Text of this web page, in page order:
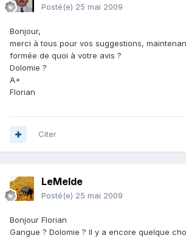
Posté(e) 25 mai 2009
Bonjour,
merci à tous pour vos suggestions,
formée de quoi à votre avis ?
Dolomie ?
A+
Florian
Citer
LeMelde
Posté(e) 25 mai 2009
Bonjour Florian
Gangue ? Dolomie ? Il y a encore quelque